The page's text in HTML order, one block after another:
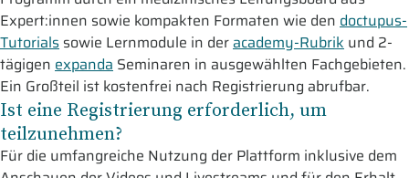
Expert:innen sowie kompakten Formaten wie den doctupus-
Tutorials sowie Lernmodule in deracademy-Rubrik und 2-
tägigen expanda Seminaren in ausgewählten Fachgebieten.
Ein Großteil ist kostenfrei nach Registrierung abrufbar.
Ist eine Registrierung erforderlich, um
teilzunehmen?
Für die umfangreiche Nutzung der Plattform inklusive dem